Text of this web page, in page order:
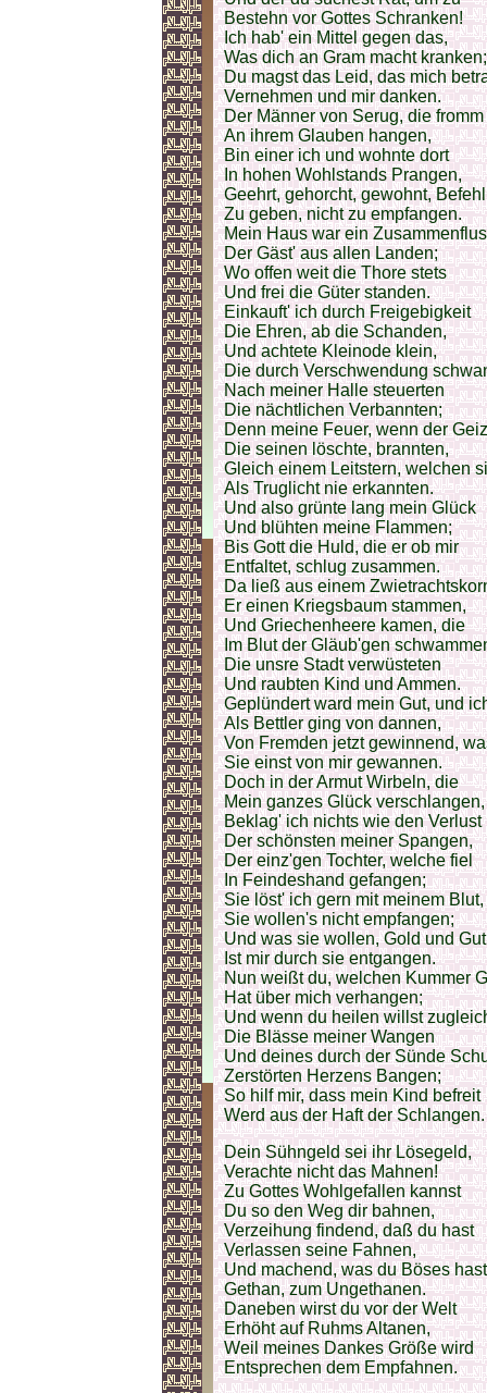
Bestehn vor Gottes Schranken!
Ich hab' ein Mittel gegen das,
Was dich an Gram macht kranken;
Du magst das Leid, das mich
Vernehmen und mir danken.
Der Männer von Serug, die fromm
An ihrem Glauben hangen,
Bin einer ich und wohnte dort
In hohen Wohlstands Prangen,
Geehrt, gehorcht, gewohnt, Befehl
Zu geben, nicht zu empfangen.
Mein Haus war ein
Der Gäst' aus allen Landen;
Wo offen weit die Thore stets
Und frei die Güter standen.
Einkauft' ich durch Freigebigkeit
Die Ehren, ab die Schanden,
Und achtete Kleinode klein,
Die durch Verschwendung
Nach meiner Halle steuerten
Die nächtlichen Verbannten;
Denn meine Feuer, wenn der Geiz
Die seinen löschte, brannten,
Gleich einem Leitstern, welchen
Als Truglicht nie erkannten.
Und also grünte lang mein Glück
Und blühten meine Flammen;
Bis Gott die Huld, die er ob mir
Entfaltet, schlug zusammen.
Da ließ aus einem
Er einen Kriegsbaum stammen,
Und Griechenheere kamen, die
Im Blut der Gläub'gen
Die unsre Stadt verwüsteten
Und raubten Kind und Ammen.
Geplündert ward mein Gut, und
Als Bettler ging von dannen,
Von Fremden jetzt gewinnend,
Sie einst von mir gewannen.
Doch in der Armut Wirbeln, die
Mein ganzes Glück verschlangen,
Beklag' ich nichts wie den Verlust
Der schönsten meiner Spangen,
Der einz'gen Tochter, welche fiel
In Feindeshand gefangen;
Sie löst' ich gern mit meinem Blut,
Sie wollen's nicht empfangen;
Und was sie wollen, Gold und
Ist mir durch sie entgangen.
Nun weißt du, welchen Kummer
Hat über mich verhangen;
Und wenn du heilen willst
Die Blässe meiner Wangen
Und deines durch der Sünde
Zerstörten Herzens Bangen;
So hilf mir, dass mein Kind befreit
Werd aus der Haft der Schlangen.
Dein Sühngeld sei ihr Lösegeld,
Verachte nicht das Mahnen!
Zu Gottes Wohlgefallen kannst
Du so den Weg dir bahnen,
Verzeihung findend, daß du hast
Verlassen seine Fahnen,
Und machend, was du Böses hast
Gethan, zum Ungethanen.
Daneben wirst du vor der Welt
Erhöht auf Ruhms Altanen,
Weil meines Dankes Größe wird
Entsprechen dem Empfahnen.